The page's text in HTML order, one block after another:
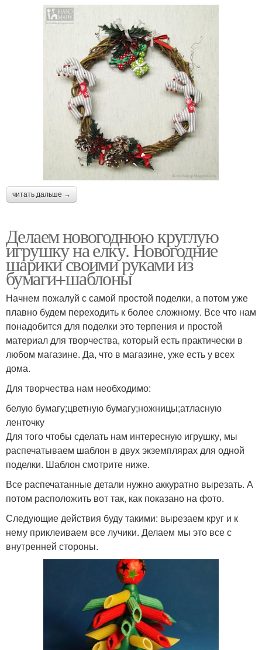
читать дальше →
Делаем новогоднюю круглую
игрушку на елку. Новогодние
шарики своими руками из
бумаги+шаблоны
Начнем пожалуй с самой простой поделки, а потом уже
плавно будем переходить к более сложному. Все что нам
понадобится для поделки это терпения и простой
материал для творчества, который есть практически в
любом магазине. Да, что в магазине, уже есть у всех
дома.
Для творчества нам необходимо:
белую бумагу;цветную бумагу;ножницы;атласную
ленточку
Для того чтобы сделать нам интересную игрушку, мы
распечатываем шаблон в двух экземплярах для одной
поделки. Шаблон смотрите ниже.
Все распечатанные детали нужно аккуратно вырезать. А
потом расположить вот так, как показано на фото.
Следующие действия буду такими: вырезаем круг и к
нему приклеиваем все лучики. Делаем мы это все с
внутренней стороны.